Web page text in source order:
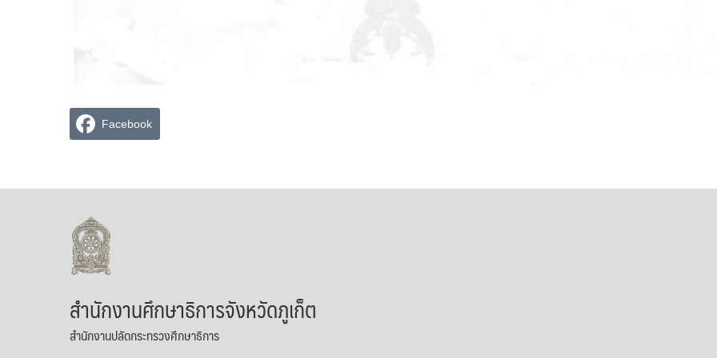
Facebook
สำนักงานศึกษาธิการจังหวัดภูเก็ต
สำนักงานปลัดกระทรวงศึกษาธิการ